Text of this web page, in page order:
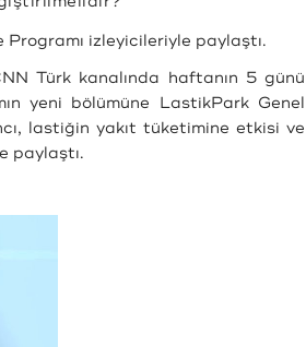
izleyicileriyle paylaştı.
Türk kanalında haftanın 5 günü
yeni bölümüne LastikPark Genel
lastiğin yakıt tüketimine etkisi ve
paylaştı.